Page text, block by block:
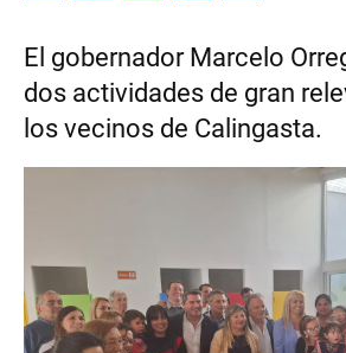
El gobernador Marcelo
dos actividades de gran
los vecinos de Calingasta.